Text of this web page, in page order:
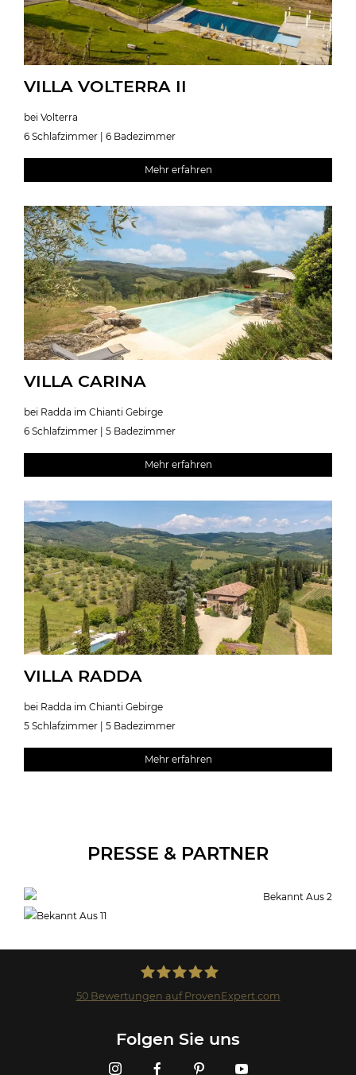
VILLA VOLTERRA II
bei Volterra
6 Schlafzimmer | 6 Badezimmer
Mehr erfahren
VILLA CARINA
bei Radda im Chianti Gebirge
6 Schlafzimmer | 5 Badezimmer
Mehr erfahren
VILLA RADDA
bei Radda im Chianti Gebirge
5 Schlafzimmer | 5 Badezimmer
Mehr erfahren
PRESSE & PARTNER
50Bewertungen auf ProvenExpert.com
Folgen Sie uns